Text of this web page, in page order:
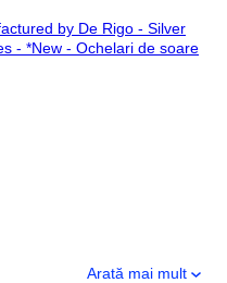
by De Rigo - Silver
- *New - Ochelari de soare
Arată mai mult